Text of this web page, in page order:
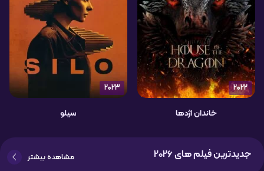
2022
خاندان اژدها
2023
سیلو
جدیدترین فیلم های 2026 مشاهده بیشتر